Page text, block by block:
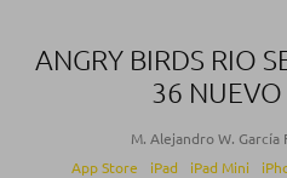
ANGRY BIRDS RIO
36 NUEVO
M. Alejandro W. García
App Store
iPad iPad Mini